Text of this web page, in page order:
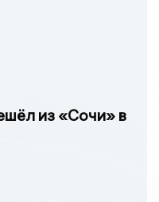
из «Сочи» в